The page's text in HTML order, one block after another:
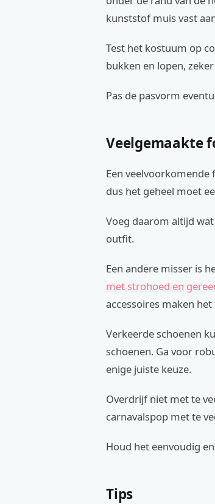
kunststof muis vast
Test het kostuum op
bukken en lopen,
Pas de pasvorm
Veelgemaakte
Een
dus het geheel moet
Voeg daarom altijd
outfit.
Een andere misser is
met strohoed en
accessoires maken
Verkeerde schoenen
schoenen. Ga voor
enige juiste keuze.
Overdrijf niet met te
carnavalspop met te
Houd het eenvoudig
Tips